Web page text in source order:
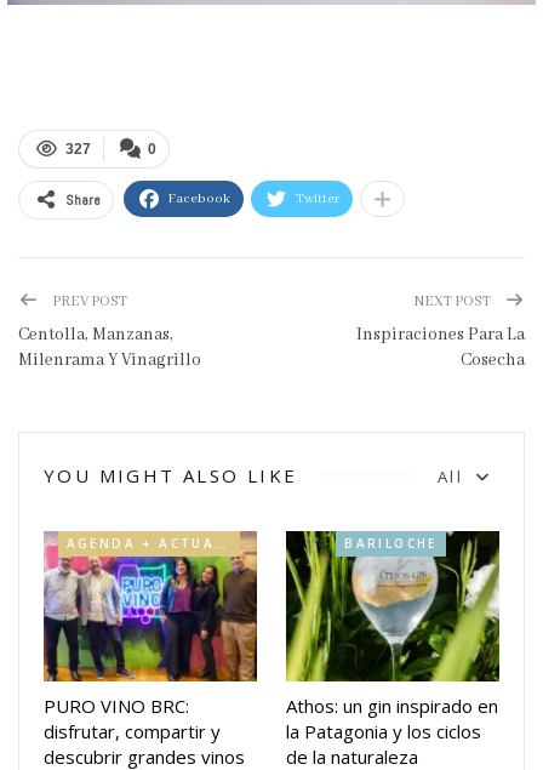
0
327
Share Facebook Twitter
PREV POST
Centolla, Manzanas,
Milenrama Y Vinagrillo
NEXT POST
Inspiraciones Para La
Cosecha
All
YOU MIGHT ALSO LIKE
AGENDA + ACTUALIDAD
PURO VINO BRC:
disfrutar, compartir y
descubrir grandes vinos
BARILOCHE
Athos: un gin inspirado en
la Patagonia y los ciclos
de la naturaleza